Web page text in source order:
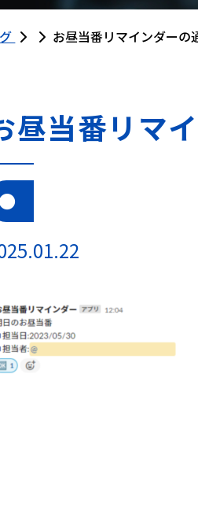
お昼当番リマインダーの
昼当番リマ